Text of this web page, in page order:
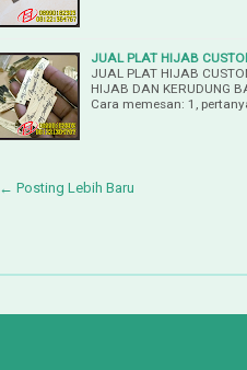
JUAL PLAT HIJAB
JUAL PLAT HIJAB
HIJAB DAN KERUDUNG
Cara memesan: 1,
← Posting Lebih Baru